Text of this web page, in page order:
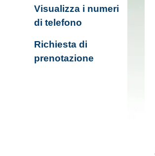
Visualizza i numeri
di telefono
Richiesta di
prenotazione